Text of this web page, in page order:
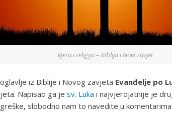
Vjera i religija – Biblija i Novi zavjet
iz Biblije i Novog zavjeta Evanđelje po
Napisao ga je sv. Luka i najvjerojatnije je
slobodno nam to navedite u